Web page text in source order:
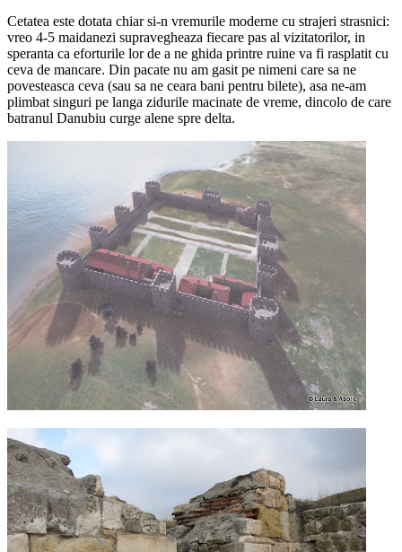
Cetatea este dotata chiar si-n vremurile moderne cu strajeri strasnici:
vreo 4-5 maidanezi supravegheaza fiecare pas al vizitatorilor, in
speranta ca eforturile lor de a ne ghida printre ruine va fi rasplatit cu
ceva de mancare. Din pacate nu am gasit pe nimeni care sa ne
povesteasca ceva (sau sa ne ceara bani pentru bilete), asa ne-am
plimbat singuri pe langa zidurile macinate de vreme, dincolo de care
batranul Danubiu curge alene spre delta.